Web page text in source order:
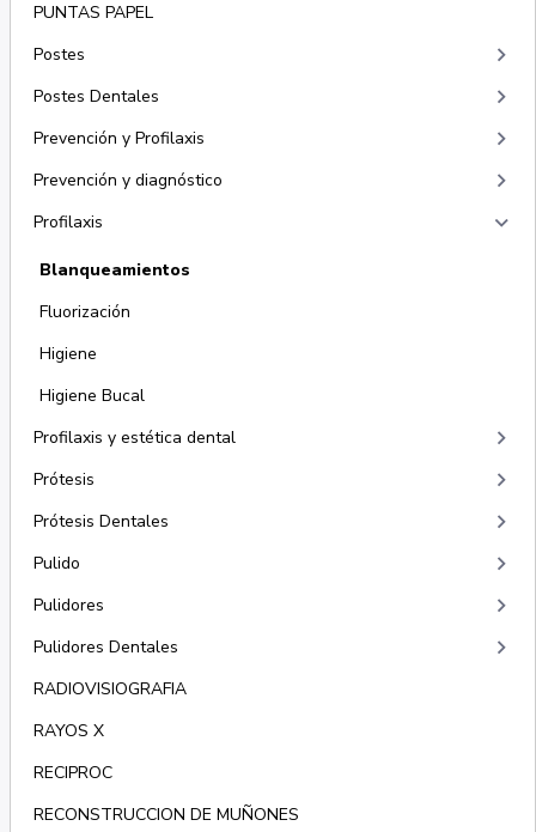
PUNTAS PAPEL
Postes
keyboard_arrow_right
Postes Dentales keyboard_arrow_right
Prevención y Profilaxis keyboard_arrow_right
Prevención y diagnóstico keyboard_arrow_right
Profilaxis keyboard_arrow_right
Blanqueamientos
Fluorización
Higiene
Higiene Bucal
Profilaxis y estética dental
keyboard_arrow_right
Prótesis keyboard_arrow_right
Prótesis Dentales keyboard_arrow_right
Pulido keyboard_arrow_right
Pulidores keyboard_arrow_right
Pulidores Dentales keyboard_arrow_right
RADIOVISIOGRAFIA
RAYOS X
RECIPROC
RECONSTRUCCION DE MUÑONES